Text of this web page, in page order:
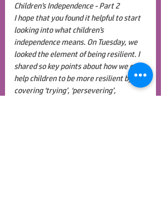
Children’s Independence - Part 2
I hope that you found it helpful to start
looking into what children’s
independence means. On Tuesday, we
looked the element of being resilient. I
shared so key points about how we can
help children to be more resilient by
covering ‘trying’, ‘persevering’,